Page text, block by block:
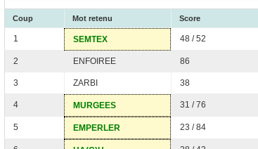
Coup Mot retenu Score
1 SEMTEX 48 / 52
2 ENFOIREE 86
3 ZARBI 38
4 MURGEES 31 / 76
5 EMPERLER 23 / 84